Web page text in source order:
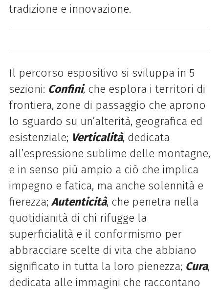
tradizione e innovazione.
Il percorso espositivo si sviluppa in 5
sezioni: Confini, che esplora i territori di
frontiera, zone di passaggio che aprono
lo sguardo su un’alterità, geografica ed
esistenziale; Verticalità, dedicata
all’espressione sublime delle montagne,
e in senso più ampio a ciò che implica
impegno e fatica, ma anche solennità e
fierezza; Autenticità, che penetra nella
quotidianità di chi rifugge la
superficialità e il conformismo per
abbracciare scelte di vita che abbiano
significato in tutta la loro pienezza; Cura,
dedicata alle immagini che raccontano